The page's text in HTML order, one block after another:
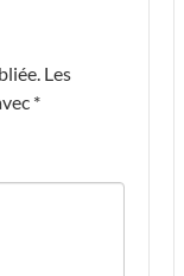
Les
*